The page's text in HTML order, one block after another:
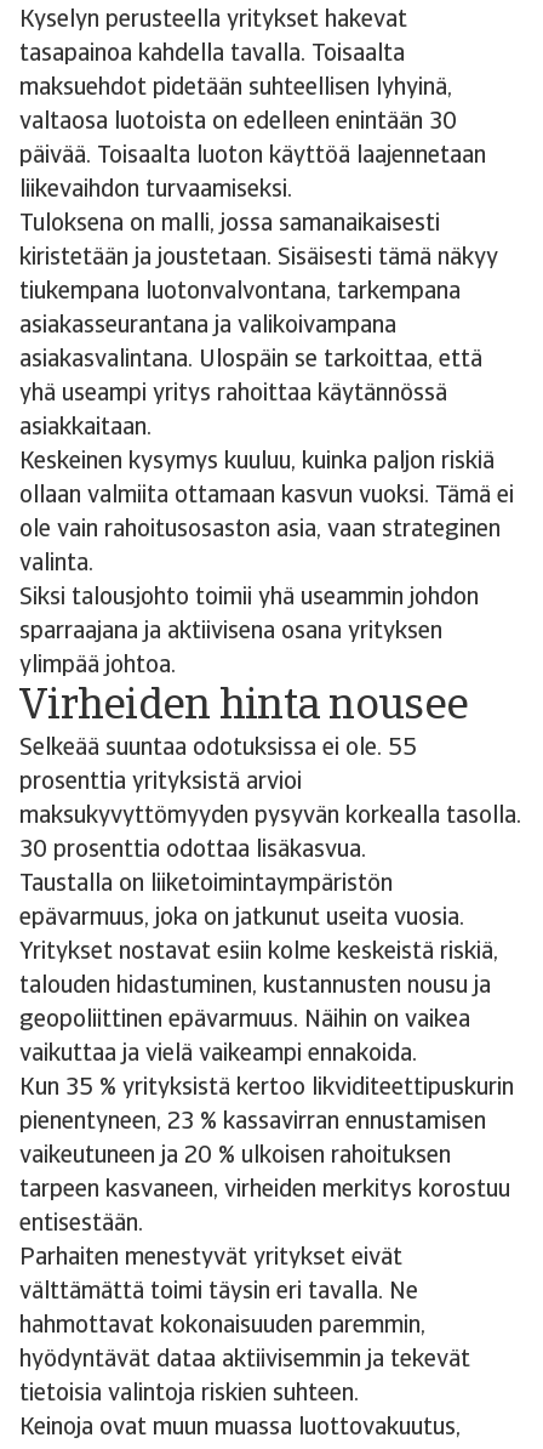
Kyselyn perusteella yritykset hakevat
tasapainoa kahdella tavalla. Toisaalta
maksuehdot pidetään suhteellisen lyhyinä,
valtaosa luotoista on edelleen enintään 30
päivää. Toisaalta luoton käyttöä laajennetaan
liikevaihdon turvaamiseksi.
Tuloksena on malli, jossa samanaikaisesti
kiristetään ja joustetaan. Sisäisesti tämä näkyy
tiukempana luotonvalvontana, tarkempana
asiakasseurantana ja valikoivampana
asiakasvalintana. Ulospäin se tarkoittaa, että
yhä useampi yritys rahoittaa käytännössä
asiakkaitaan.
Keskeinen kysymys kuuluu, kuinka paljon riskiä
ollaan valmiita ottamaan kasvun vuoksi. Tämä ei
ole vain rahoitusosaston asia, vaan strateginen
valinta.
Siksi talousjohto toimii yhä useammin johdon
sparraajana ja aktiivisena osana yrityksen
ylimpää johtoa.
Virheiden hinta nousee
Selkeää suuntaa odotuksissa ei ole. 55
prosenttia yrityksistä arvioi
maksukyvyttömyyden pysyvän korkealla tasolla.
30 prosenttia odottaa lisäkasvua.
Taustalla on liiketoimintaympäristön
epävarmuus, joka on jatkunut useita vuosia.
Yritykset nostavat esiin kolme keskeistä riskiä,
talouden hidastuminen, kustannusten nousu ja
geopoliittinen epävarmuus. Näihin on vaikea
vaikuttaa ja vielä vaikeampi ennakoida.
Kun 35 % yrityksistä kertoo likviditeettipuskurin
pienentyneen, 23 % kassavirran ennustamisen
vaikeutuneen ja 20 % ulkoisen rahoituksen
tarpeen kasvaneen, virheiden merkitys korostuu
entisestään.
Parhaiten menestyvät yritykset eivät
välttämättä toimi täysin eri tavalla. Ne
hahmottavat kokonaisuuden paremmin,
hyödyntävät dataa aktiivisemmin ja tekevät
tietoisia valintoja riskien suhteen.
Keinoja ovat muun muassa luottovakuutus,